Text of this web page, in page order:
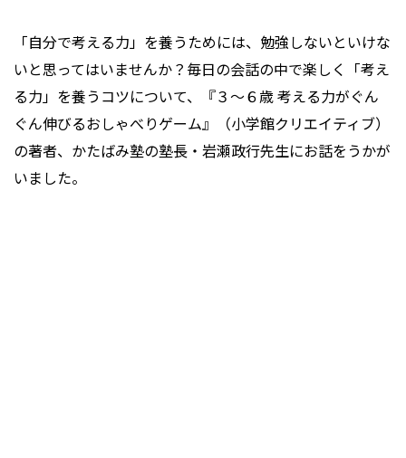
「自分で考える力」を養うためには、勉強しないといけな
いと思ってはいませんか？毎日の会話の中で楽しく「考え
る力」を養うコツについて、『３～６歳 考える力がぐん
ぐん伸びるおしゃべりゲーム』（小学館クリエイティブ）
の著者、かたばみ塾の塾長・岩瀬政行先生にお話をうかが
いました。